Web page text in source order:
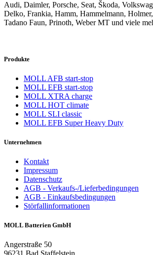
Audi, Daimler, Porsche, Seat, Škoda,
Delko, Frankia, Hamm, Hammelmann,
Tadano Faun, Prinoth, Weber MT und viele
Produkte
MOLL AFB start-stop
MOLL EFB start-stop
MOLL XTRA charge
MOLL HOT climate
MOLL SLI classic
MOLL EFB Super Heavy Duty
Unternehmen
Kontakt
Impressum
Datenschutz
AGB - Verkaufs-/Lieferbedingungen
AGB - Einkaufsbedingungen
Störfallinformationen
MOLL Batterien GmbH
Angerstraße 50